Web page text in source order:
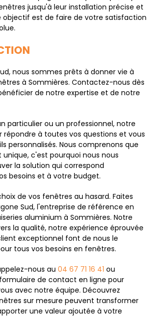
jusqu'à leur installation précise et
objectif est de faire de votre satisfaction
nous sommes prêts à donner vie à
à Sommières. Contactez-nous dès
de notre expertise et de notre
particulier ou un professionnel, notre
répondre à toutes vos questions et vous
personnalisés. Nous comprenons que
c'est pourquoi nous nous
la solution qui correspond
besoins et à votre budget.
de vos fenêtres au hasard. Faites
Sud, l'entreprise de référence en
aluminium à Sommières. Notre
la qualité, notre expérience éprouvée
exceptionnel font de nous le
tous vos besoins en fenêtres.
nous au 04 67 71 16 41 ou
de contact en ligne pour
avec notre équipe. Découvrez
sur mesure peuvent transformer
une valeur ajoutée à votre